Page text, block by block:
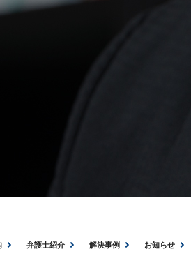
弁護士紹介 解決事例 お知らせ